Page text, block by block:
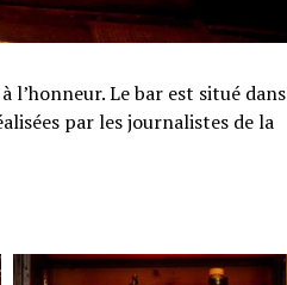
Le bar est situé dans
par les journalistes de la